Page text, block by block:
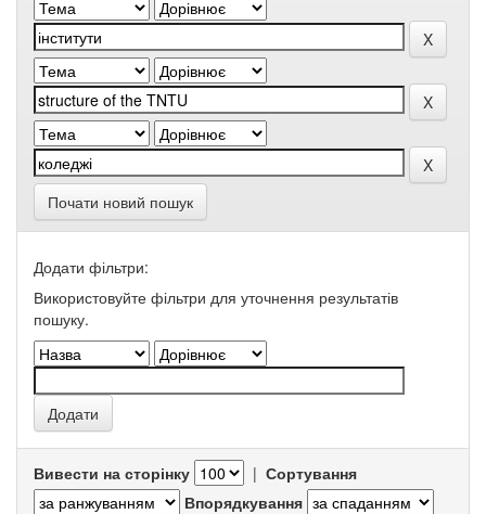
Почати новий пошук
Додати фільтри:
Використовуйте фільтри для уточнення результатів
пошуку.
Вивести на сторінку | Сортування
Впорядкування